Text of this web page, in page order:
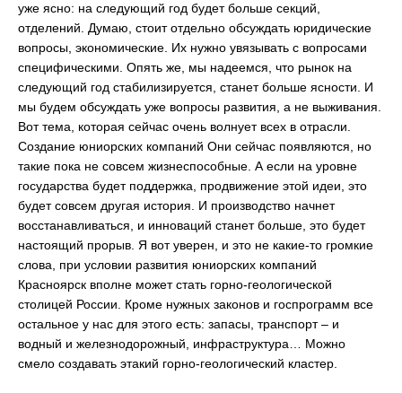
уже ясно: на следующий год будет больше секций,
отделений. Думаю, стоит отдельно обсуждать юридические
вопросы, экономические. Их нужно увязывать с вопросами
специфическими. Опять же, мы надеемся, что рынок на
следующий год стабилизируется, станет больше ясности. И
мы будем обсуждать уже вопросы развития, а не выживания.
Вот тема, которая сейчас очень волнует всех в отрасли.
Создание юниорских компаний Они сейчас появляются, но
такие пока не совсем жизнеспособные. А если на уровне
государства будет поддержка, продвижение этой идеи, это
будет совсем другая история. И производство начнет
восстанавливаться, и инноваций станет больше, это будет
настоящий прорыв. Я вот уверен, и это не какие-то громкие
слова, при условии развития юниорских компаний
Красноярск вполне может стать горно-геологической
столицей России. Кроме нужных законов и госпрограмм все
остальное у нас для этого есть: запасы, транспорт – и
водный и железнодорожный, инфраструктура… Можно
смело создавать этакий горно-геологический кластер.